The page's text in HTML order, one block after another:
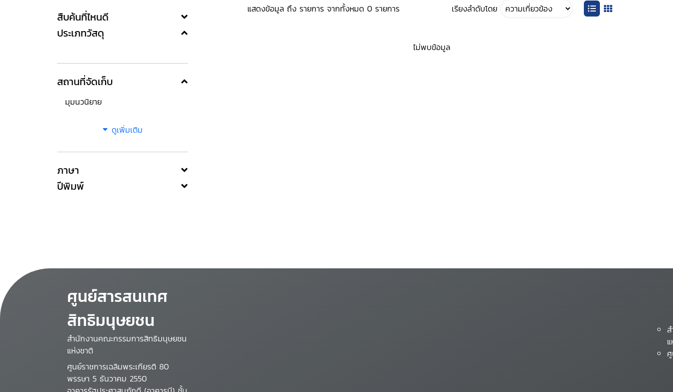
สืบค้นที่ไหนดี
ประเภทวัสดุ
สถานที่จัดเก็บ
มุมนวนิยาย
ดูเพิ่มเติม
ภาษา
ปีพิมพ์
แสดงข้อมูล ถึง รายการ จากทั้งหมด 0 รายการ เรียงลำดับโดย
ไม่พบข้อมูล
ศูนย์สารสนเทศ
สิทธิมนุษยชน
สำนักงานคณะกรรมการสิทธิมนุษยชน
แห่งชาติ
ศูนย์ราชการเฉลิมพระเกียรติ 80
พรรษา 5 ธันวาคม 2550